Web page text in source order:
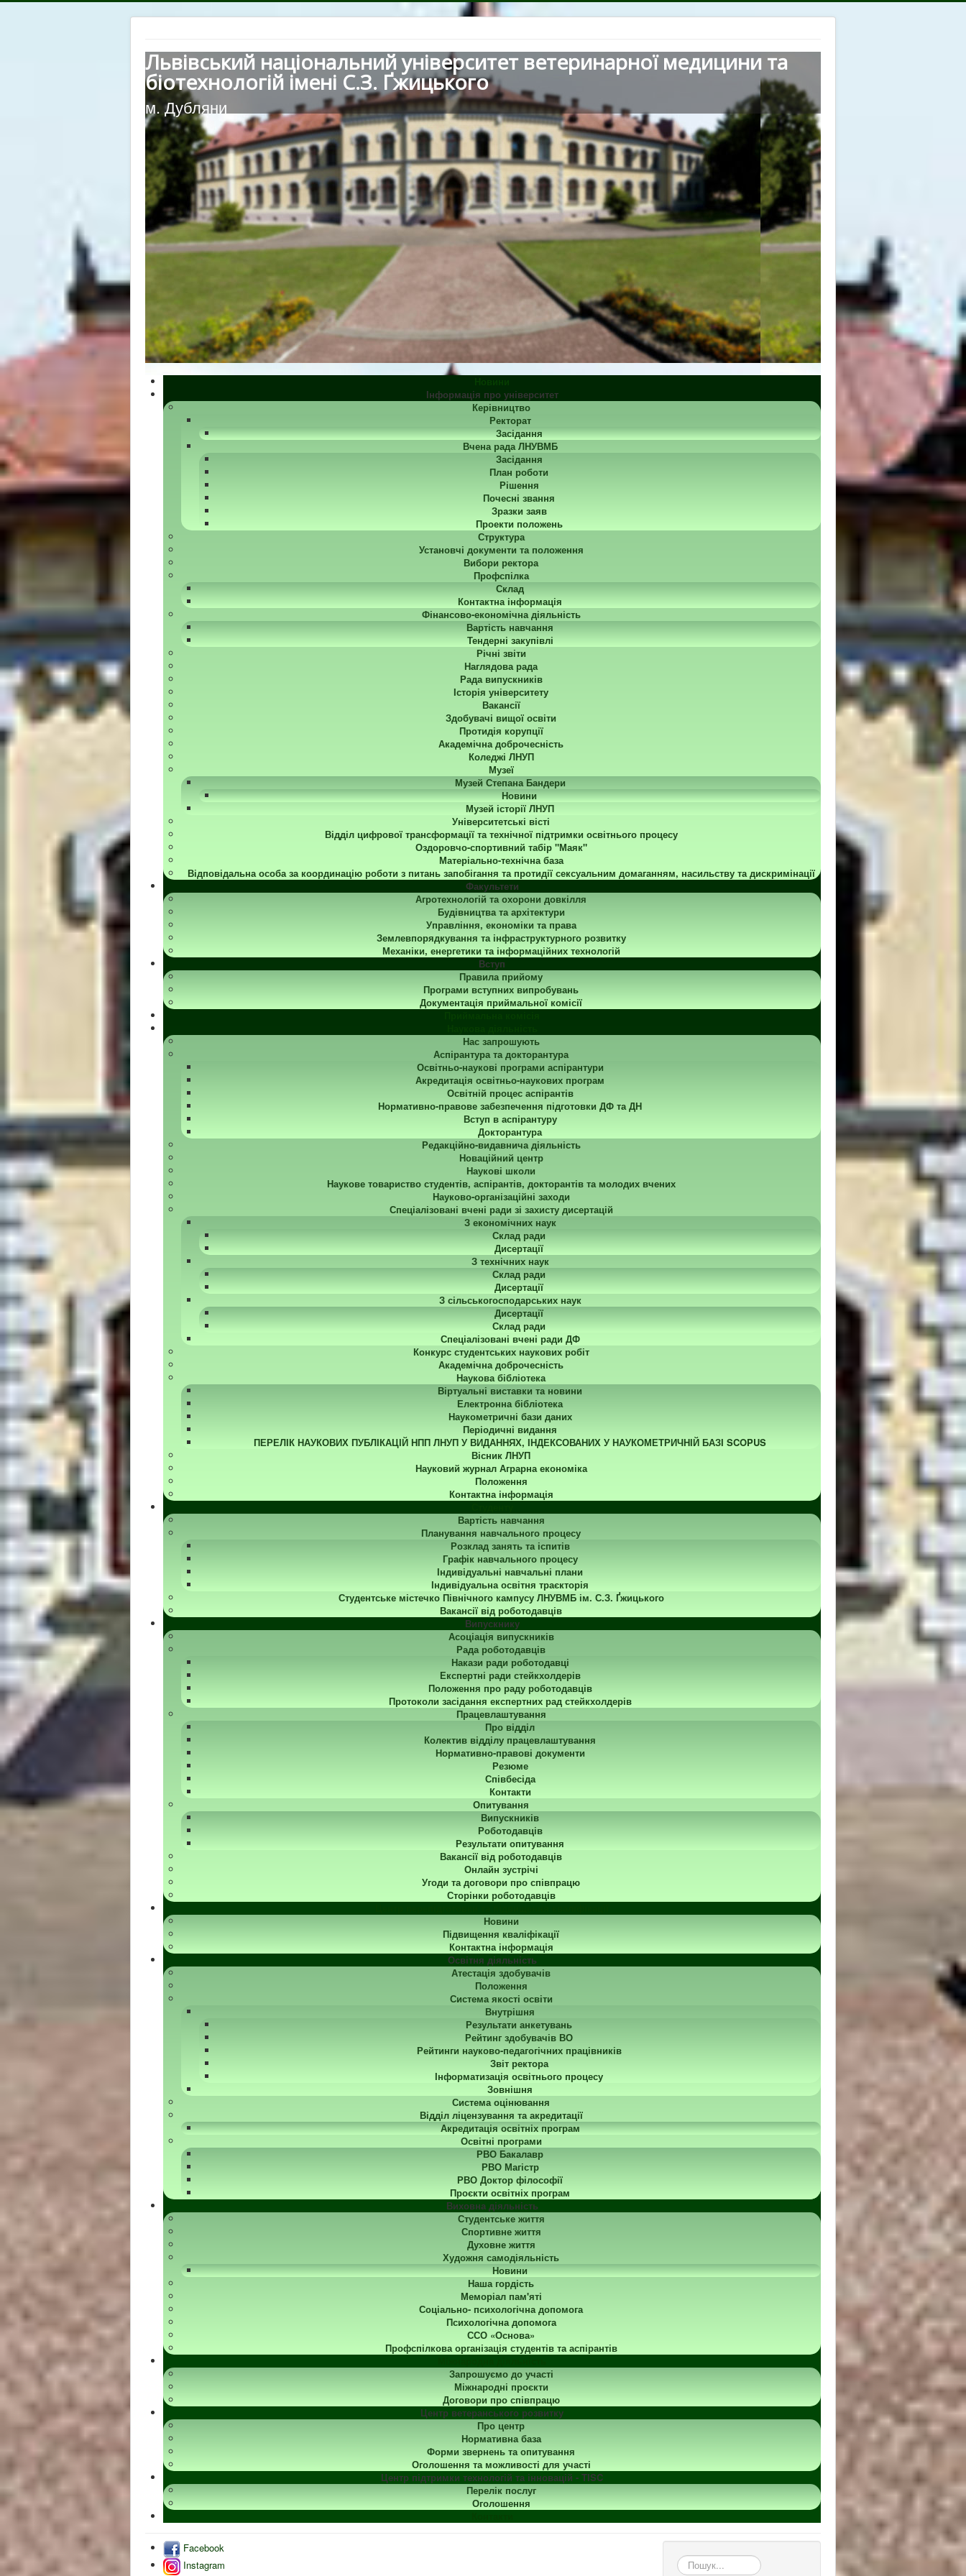
Львівський національний університет ветеринарної медицини та
біотехнологій імені С.З. Ґжицького
м. Дубляни
Інформація про університет
Керівництво
Ректорат
Засідання
Вчена рада ЛНУВМБ
Засідання
План роботи
Рішення
Почесні звання
Зразки заяв
Проекти положень
Структура
Установчі документи та положення
Вибори ректора
Профспілка
Склад
Контактна інформація
Фінансово-економічна діяльність
Вартість навчання
Тендерні закупівлі
Річні звіти
Наглядова рада
Рада випускників
Історія університету
Вакансії
Здобувачі вищої освіти
Протидія корупції
Академічна доброчесність
Коледжі ЛНУП
Музеї
Музей Степана Бандери
Новини
Музей історії ЛНУП
Університетські вісті
Відділ цифрової трансформації та технічної підтримки освітнього процесу
Оздоровчо-спортивний табір "Маяк"
Матеріально-технічна база
Відповідальна особа за координацію роботи з питань запобігання та протидії сексуальним домаганням, насильству та дискримінації
Факультети
Агротехнологій та охорони довкілля
Будівництва та архітектури
Управління, економіки та права
Землевпорядкування та інфраструктурного розвитку
Механіки, енергетики та інформаційних технологій
Вступ
Правила прийому
Програми вступних випробувань
Документація приймальної комісії
Нас запрошують
Аспірантура та докторантура
Освітньо-наукові програми аспірантури
Акредитація освітньо-наукових програм
Освітній процес аспірантів
Нормативно-правове забезпечення підготовки ДФ та ДН
Вступ в аспірантуру
Докторантура
Редакційно-видавнича діяльність
Новаційний центр
Наукові школи
Наукове товариство студентів, аспірантів, докторантів та молодих вчених
Науково-організаційні заходи
Спеціалізовані вчені ради зі захисту дисертацій
З економічних наук
Склад ради
Дисертації
З технічних наук
Склад ради
Дисертації
З сільськогосподарських наук
Дисертації
Склад ради
Спеціалізовані вчені ради ДФ
Конкурс студентських наукових робіт
Академічна доброчесність
Наукова бібліотека
Віртуальні виставки та новини
Електронна бібліотека
Наукометричні бази даних
Періодичні видання
ПЕРЕЛІК НАУКОВИХ ПУБЛІКАЦІЙ НПП ЛНУП У ВИДАННЯХ, ІНДЕКСОВАНИХ У НАУКОМЕТРИЧНІЙ БАЗІ SCOPUS
Вісник ЛНУП
Науковий журнал Аграрна економіка
Положення
Контактна інформація
Вартість навчання
Планування навчального процесу
Розклад занять та іспитів
Графік навчального процесу
Індивідуальні навчальні плани
Індивідуальна освітня траєкторія
Студентське містечко Північного кампусу ЛНУВМБ ім. С.З. Ґжицького
Вакансії від роботодавців
Випускнику
Асоціація випускників
Рада роботодавців
Накази ради роботодавці
Експертні ради стейкхолдерів
Положення про раду роботодавців
Протоколи засідання експертних рад стейкхолдерів
Працевлаштування
Про відділ
Колектив відділу працевлаштування
Нормативно-правові документи
Резюме
Співбесіда
Контакти
Опитування
Випускників
Роботодавців
Результати опитування
Вакансії від роботодавців
Онлайн зустрічі
Угоди та договори про співпрацю
Сторінки роботодавців
Новини
Підвищення кваліфікації
Контактна інформація
Освітня діяльність
Атестація здобувачів
Положення
Система якості освіти
Внутрішня
Результати анкетувань
Рейтинг здобувачів ВО
Рейтинги науково-педагогічних працівників
Звіт ректора
Інформатизація освітнього процесу
Зовнішня
Система оцінювання
Відділ ліцензування та акредитації
Акредитація освітніх програм
Освітні програми
РВО Бакалавр
РВО Магістр
РВО Доктор філософії
Проєкти освітніх програм
Виховна діяльність
Студентське життя
Спортивне життя
Духовне життя
Художня самодіяльність
Новини
Наша гордість
Меморіал пам'яті
Соціально- психологічна допомога
Психологічна допомога
ССО «Основа»
Профспілкова організація студентів та аспірантів
Запрошуємо до участі
Міжнародні проєкти
Договори про співпрацю
Центр ветеранського розвитку
Про центр
Нормативна база
Форми звернень та опитування
Оголошення та можливості для участі
Центр підтримки технологій та інновацій - TISC
Перелік послуг
Оголошення
Facebook
Instagram
пошук